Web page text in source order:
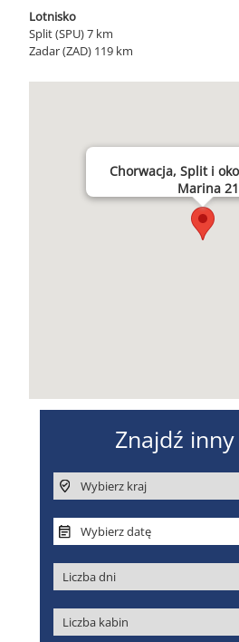
Lotnisko
Split (SPU) 7 km
Zadar (ZAD) 119 km
Chorwacja, Split i
Marina 21